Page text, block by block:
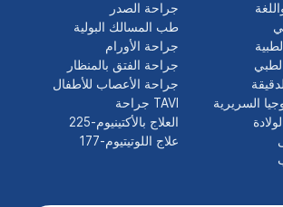
السريرية
جراحة الصدر
طب المسالك البولية
جراحة الأورام
جراحة الفتق بالمنظار
جراحة الأعصاب للأطفال
TAVI جراحة
العلاج بالأكتينيوم-225
علاج اللوتيتيوم-177